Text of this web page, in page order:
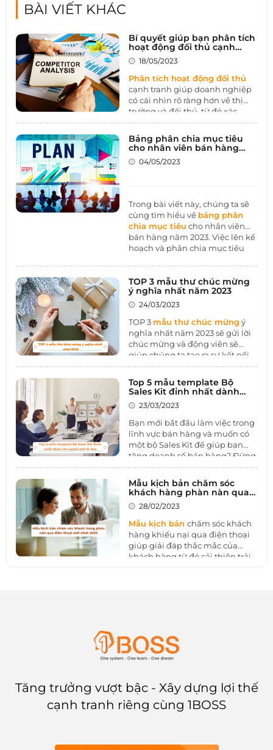
BÀI VIẾT KHÁC
Bí quyết giúp bạn phân tích
hoạt động đối thủ cạnh
tranh dễ dàng
18/05/2023
Phân tích hoạt động đối thủ
cạnh tranh giúp doanh nghiệp
có cái nhìn rõ ràng hơn về thị
trường và đối thủ, từ đó xác
định được điểm mạnh và điểm
yếu của sản phẩm hoặc dịch vụ
mình đang cung cấp. Hãy cùng
1BOSS tìm hiểu cách phân tích
hoạt động đối thủ cạnh tranh
Bảng phân chia mục tiêu
cho nhân viên bán hàng
năm 2023
04/05/2023
Trong bài viết này, chúng ta sẽ
cùng tìm hiểu về bảng phân
chia mục tiêu cho nhân viên
bán hàng năm 2023. Việc lên kế
hoạch và phân chia mục tiêu
quả kinh doanh của doanh
nghiệp. Bài viết sẽ giúp bạn
hiểu rõ hơn về bảng phân chia
tiêu và các lợi ích khi sử dụng
bảng phân chia mục tiêu cho
nhân viên bán hàng.
TOP 3 mẫu thư chúc mừng
ý nghĩa nhất năm 2023
24/03/2023
TOP 3 mẫu thư chúc mừng ý
nghĩa nhất năm 2023 sẽ gửi lời
chúc mừng và động viên sẽ
giúp chúng ta tạo ra sự kết nối
và tình cảm giữa những người
xung quanh. Điều này sẽ giúp
chúng ta cảm thấy được quan
khác, đồng thời cũng truyền
động lực và khích lệ chúng ta
tiếp tục phấn đấu và đạt được
thành công. Hãy cùng 1BOSS
tìm hiểu qua bài viết dưới đây
Top 5 mẫu template Bộ
Sales Kit đỉnh nhất dành
cho người mới đi làm 2023
23/03/2023
Bạn mới bắt đầu làm việc trong
lĩnh vực bán hàng và muốn có
một bộ Sales Kit để giúp bạn
tăng doanh số bán hàng? Đừng
lo, vì hôm nay 1BOSS sẽ giới
thiệu cho bạn Top 10
mẫu
template Bộ Sales Kitđỉnh
nhất dành cho người mới đi
làm 2023
Mẫu kịch bản chăm sóc
khách hàng phàn nàn qua
điện thoại mới nhất 2023
28/02/2023
Mẫu kịch bảnchăm sóc khách
hàng khiếu nại qua điện thoại
giúp giải đáp thắc mắc của
khách hàng từ đó cải thiện trải
bài viết dưới đây nhé.
Tăng trưởng vượt bậc - Xây dựng lợi thế
cạnh tranh riêng cùng 1BOSS